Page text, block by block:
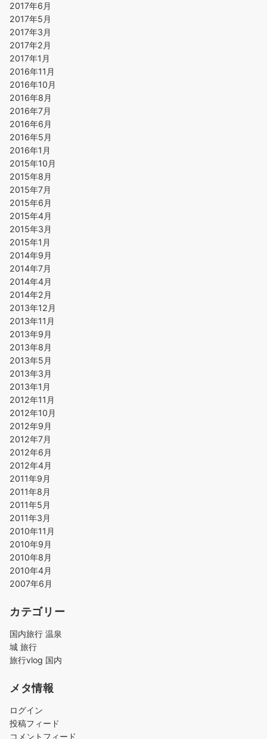
2017年6月
2017年5月
2017年3月
2017年2月
2017年1月
2016年11月
2016年10月
2016年8月
2016年7月
2016年6月
2016年5月
2016年1月
2015年10月
2015年8月
2015年7月
2015年6月
2015年4月
2015年3月
2015年1月
2014年9月
2014年7月
2014年4月
2014年2月
2013年12月
2013年11月
2013年9月
2013年8月
2013年5月
2013年3月
2013年1月
2012年11月
2012年10月
2012年9月
2012年7月
2012年6月
2012年4月
2011年9月
2011年8月
2011年5月
2011年3月
2010年11月
2010年9月
2010年8月
2010年4月
2007年6月
カテゴリー
国内旅行 温泉
城 旅行
旅行vlog 国内
メタ情報
ログイン
投稿フィード
コメントフィード